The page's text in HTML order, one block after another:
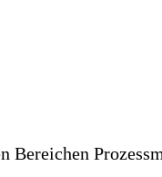
Bereichen